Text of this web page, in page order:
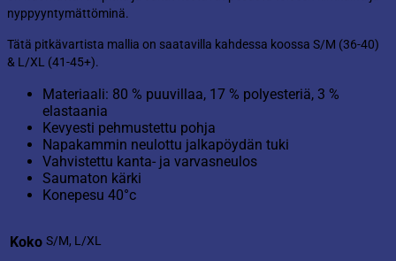
nyppyyntymättöminä.
Tätä pitkävartista mallia on saatavilla kahdessa koossa S/M (36-40)
& L/XL (41-45+).
Materiaali: 80 % puuvillaa, 17 % polyesteriä, 3 %
elastaania
Kevyesti pehmustettu pohja
Napakammin neulottu jalkapöydän tuki
Vahvistettu kanta- ja varvasneulos
Saumaton kärki
Konepesu 40°c
Koko S/M, L/XL